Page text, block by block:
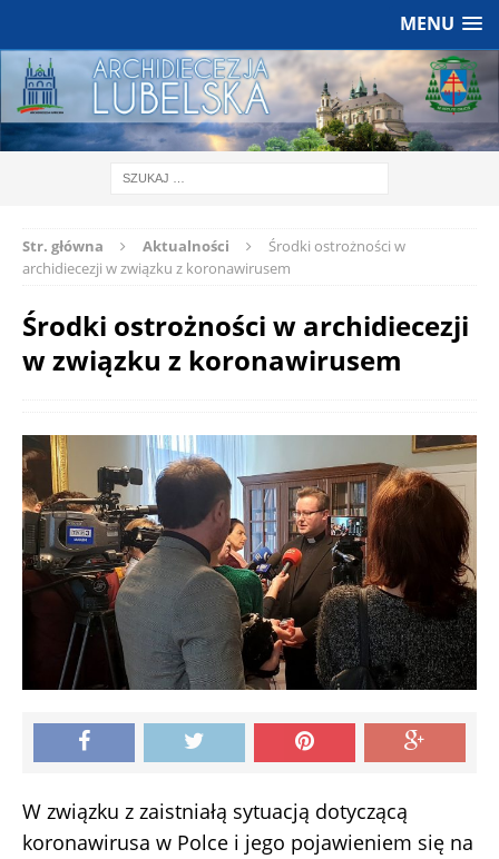
MENU
Str. główna Aktualności
Środki ostrożności w
archidiecezji w związku z koronawirusem
Środki ostrożności w archidiecezji
w związku z koronawirusem
W związku z zaistniałą sytuacją dotyczącą
koronawirusa w Polce i jego pojawieniem się na